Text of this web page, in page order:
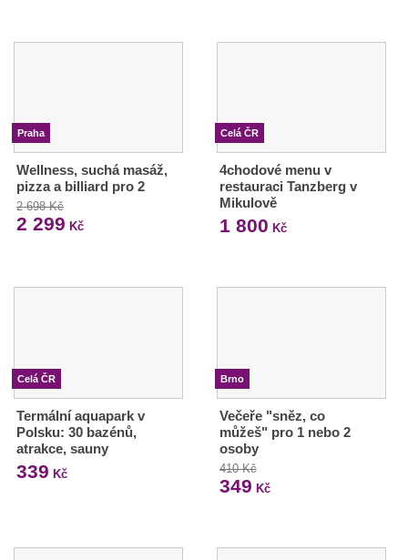
Praha
Wellness, suchá masáž,
pizza a billiard pro 2
2 698 Kč
2 299 Kč
Celá ČR
4chodové menu v
restauraci Tanzberg v
Mikulově
1 800 Kč
Celá ČR
Termální aquapark v
Polsku: 30 bazénů,
atrakce, sauny
339 Kč
Brno
Večeře "sněz, co
můžeš" pro 1 nebo 2
osoby
410 Kč
349 Kč